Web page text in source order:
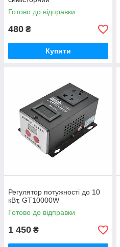
Готово до відправки
480 ₴
Купити
Регулятор потужності до 10
кВт, GT10000W
Готово до відправки
1 450 ₴